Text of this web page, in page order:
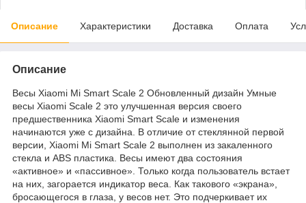
Описание Характеристики Доставка Оплата
Описание
Весы Xiaomi Mi Smart Scale 2 Обновленный дизайн Умные
весы Xiaomi Scale 2 это улучшенная версия своего
предшественника Xiaomi Smart Scale и изменения
начинаются уже с дизайна. В отличие от стеклянной первой
версии, Xiaomi Mi Smart Scale 2 выполнен из закаленного
стекла и ABS пластика. Весы имеют два состояния
«активное» и «пассивное». Только когда пользователь встает
на них, загорается индикатор веса. Как такового «экрана»,
бросающегося в глаза, у весов нет. Это подчеркивает их